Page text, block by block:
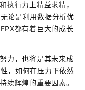
执行力上精益求精，
论是利用数据分析优
都有着巨大的成长
力，也将是其未来成
，如何在压力下依然
续辉煌的重要因素。